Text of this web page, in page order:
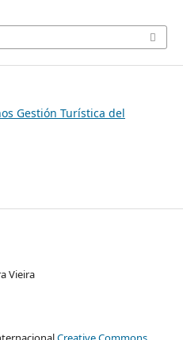
Gestión Turística del
Vieira